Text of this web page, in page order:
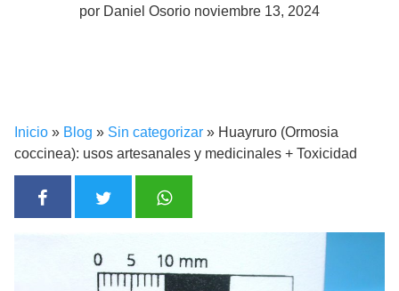
por Daniel Osorio noviembre 13, 2024
Inicio » Blog » Sin categorizar » Huayruro (Ormosia
coccinea): usos artesanales y medicinales + Toxicidad